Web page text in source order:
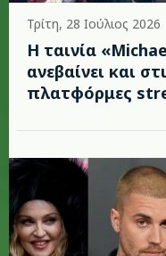
Τρίτη, 28 Ιούλιος 2026
Η ταινία
ανεβαίνει και
πλατφόρμες